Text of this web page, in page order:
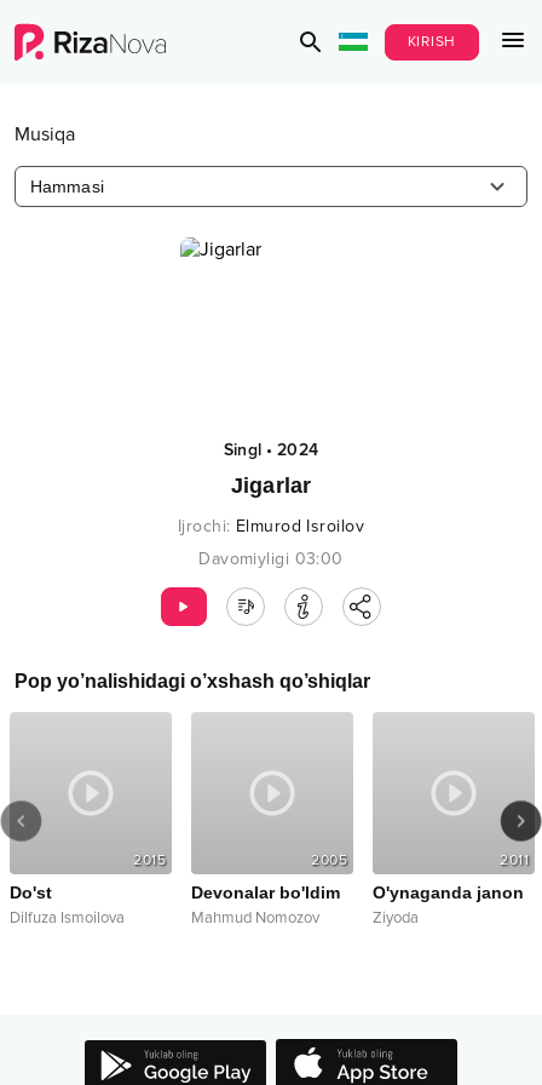
KIRISH
Musiqa
Hammasi
Singl•2024
Jigarlar
Ijrochi: Elmurod Isroilov
Davomiyligi 03:00
Pop yo’nalishidagi o’xshash qo’shiqlar
2015
Do'st
Dilfuza Ismoilova
2005
Devonalar bo'ldim
Mahmud Nomozov
2011
O'ynaganda janon
Ziyoda